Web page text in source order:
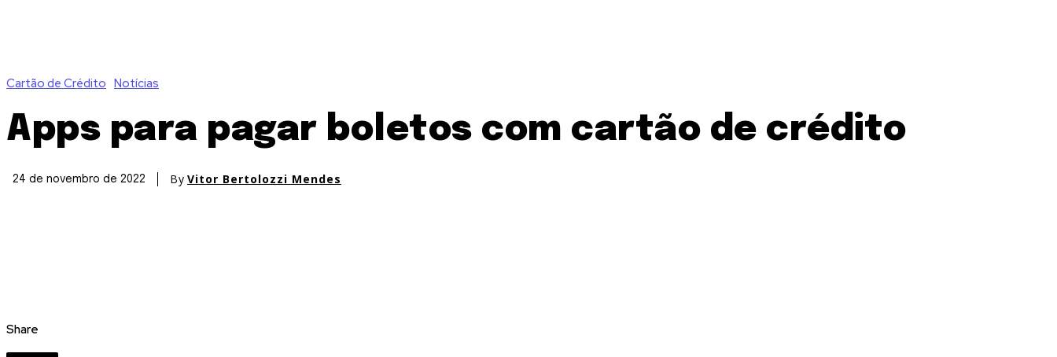
Cartão de Crédito Notícias
Apps para pagar boletos com cartão de crédito
24 de novembro de 2022 By Vitor Bertolozzi Mendes
Share